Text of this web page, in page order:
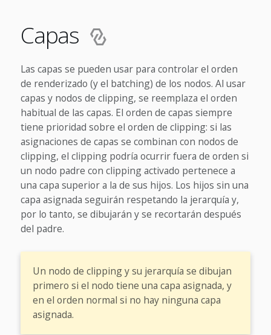
Capas
Las capas se pueden usar para controlar el orden
de renderizado (y el batching) de los nodos. Al usar
capas y nodos de clipping, se reemplaza el orden
habitual de las capas. El orden de capas siempre
tiene prioridad sobre el orden de clipping: si las
asignaciones de capas se combinan con nodos de
clipping, el clipping podría ocurrir fuera de orden si
un nodo padre con clipping activado pertenece a
una capa superior a la de sus hijos. Los hijos sin una
capa asignada seguirán respetando la jerarquía y,
por lo tanto, se dibujarán y se recortarán después
del padre.
Un nodo de clipping y su jerarquía se dibujan
primero si el nodo tiene una capa asignada, y
en el orden normal si no hay ninguna capa
asignada.